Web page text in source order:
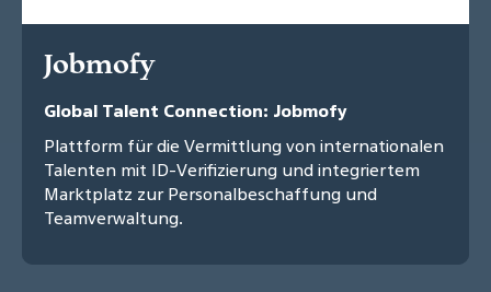
Jobmofy
Global Talent Connection: Jobmofy
Plattform für die Vermittlung von internationalen
Talenten mit ID-Verifizierung und integriertem
Marktplatz zur Personalbeschaffung und
Teamverwaltung.